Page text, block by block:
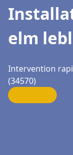
elm
Intervention
(34570)